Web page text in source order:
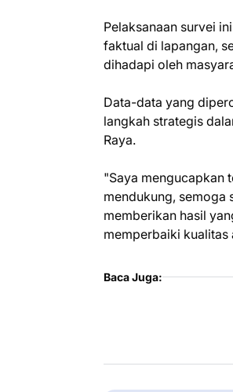
Pelaksanaan survei
faktual di lapangan,
dihadapi oleh
Data-data yang
langkah strategis
Raya.
"Saya mengucapkan
mendukung, semoga
memberikan hasil
memperbaiki kualitas
Baca Juga: